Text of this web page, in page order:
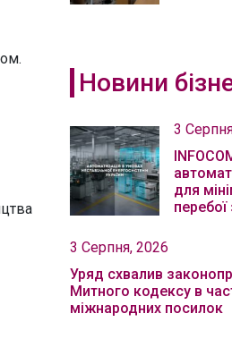
Новини
3
для
3 Серпня, 2026
Уряд схвалив
Митного кодексу в
міжнародних посилок